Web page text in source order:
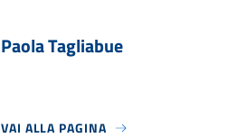
Paola Tagliabue
VAI ALLA PAGINA